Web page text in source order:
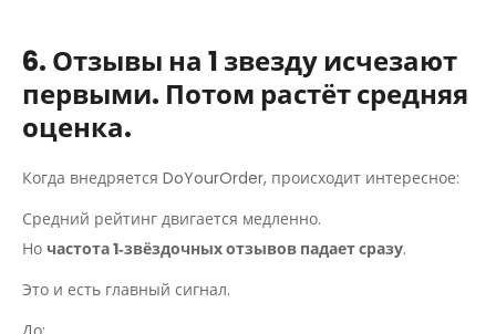
6. Отзывы на 1 звезду исчезают
первыми. Потом растёт средняя
оценка.
Когда внедряется DoYourOrder, происходит интересное:
Средний рейтинг двигается медленно.
Но частота 1‑звёздочных отзывов падает сразу.
Это и есть главный сигнал.